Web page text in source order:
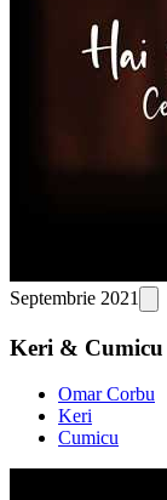
Septembrie 2021
Keri & Cumicu
Omar Corbu
Keri
Cumicu